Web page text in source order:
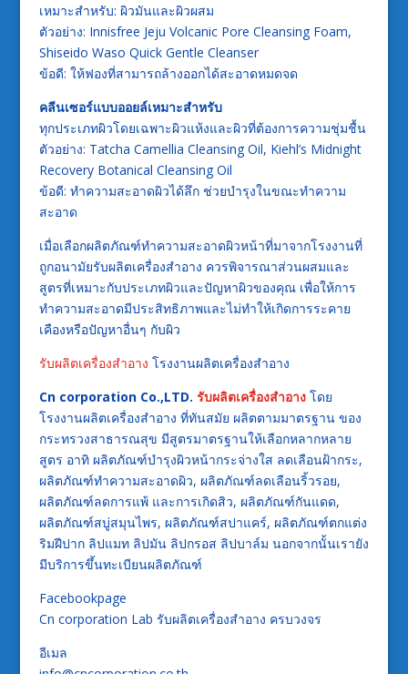
เหมาะสำหรับ: ผิวมันและผิวผสม
ตัวอย่าง: Innisfree Jeju Volcanic Pore Cleansing Foam,
Shiseido Waso Quick Gentle Cleanser
ข้อดี: ให้ฟองที่สามารถล้างออกได้สะอาดหมดจด
คลีนเซอร์แบบออยล์เหมาะสำหรับ
ทุกประเภทผิวโดยเฉพาะผิวแห้งและผิวที่ต้องการความชุ่มชื้น
ตัวอย่าง: Tatcha Camellia Cleansing Oil, Kiehl’s Midnight
Recovery Botanical Cleansing Oil
ข้อดี: ทำความสะอาดผิวได้ลึก ช่วยบำรุงในขณะทำความ
สะอาด
เมื่อเลือกผลิตภัณฑ์ทำความสะอาดผิวหน้าที่มาจากโรงงานที่
ถูกอนามัยรับผลิตเครื่องสำอาง ควรพิจารณาส่วนผสมและ
สูตรที่เหมาะกับประเภทผิวและปัญหาผิวของคุณ เพื่อให้การ
ทำความสะอาดมีประสิทธิภาพและไม่ทำให้เกิดการระคาย
เคืองหรือปัญหาอื่นๆ กับผิว
รับผลิตเครื่องสำอาง โรงงานผลิตเครื่องสำอาง
Cn corporation Co.,LTD. รับผลิตเครื่องสำอางโดย
โรงงานผลิตเครื่องสำอาง ที่ทันสมัย ผลิตตามมาตรฐาน ของ
กระทรวงสาธารณสุข มีสูตรมาตรฐานให้เลือกหลากหลาย
สูตร อาทิ ผลิตภัณฑ์บำรุงผิวหน้ากระจ่างใส ลดเลือนฝ้ากระ,
ผลิตภัณฑ์ทำความสะอาดผิว, ผลิตภัณฑ์ลดเลือนริ้วรอย,
ผลิตภัณฑ์ลดการแพ้ และการเกิดสิว, ผลิตภัณฑ์กันแดด,
ผลิตภัณฑ์สบู่สมุนไพร, ผลิตภัณฑ์สปาแคร์, ผลิตภัณฑ์ตกแต่ง
ริมฝีปาก ลิปแมท ลิปมัน ลิปกรอส ลิปบาล์ม นอกจากนั้นเรายัง
มีบริการขึ้นทะเบียนผลิตภัณฑ์
Facebookpage
Cn corporation Lab รับผลิตเครื่องสำอาง ครบวงจร
อีเมล